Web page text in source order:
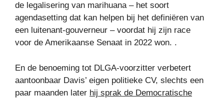
de legalisering van marihuana – het soort
agendasetting dat kan helpen bij het definiëren van
een luitenant-gouverneur – voordat hij zijn race
voor de Amerikaanse Senaat in 2022 won. .
En de benoeming tot DLGA-voorzitter verbetert
aantoonbaar Davis’ eigen politieke CV, slechts een
paar maanden later hij sprak de Democratische